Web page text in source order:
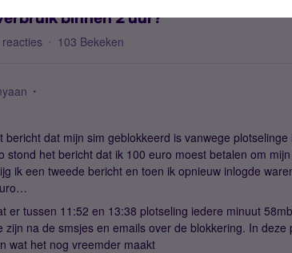
binnen 2 uur?
103 Bekeken
bericht dat mijn sim geblokkeerd is vanwege
stond het bericht dat ik 100 euro moest betalen om
ik een tweede bericht en toen ik opnieuw inlogde
er tussen 11:52 en 13:38 plotseling iedere minuut
zijn na de smsjes en emails over de blokkering. In deze
wat het nog vreemder maakt